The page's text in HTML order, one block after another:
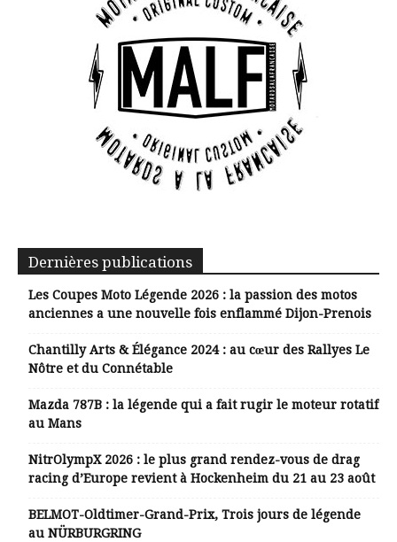
Dernières publications
Les Coupes Moto Légende 2026 : la passion des motos
anciennes a une nouvelle fois enflammé Dijon-Prenois
Chantilly Arts & Élégance 2024 : au cœur des Rallyes Le
Nôtre et du Connétable
Mazda 787B : la légende qui a fait rugir le moteur rotatif
au Mans
NitrOlympX 2026 : le plus grand rendez-vous de drag
racing d’Europe revient à Hockenheim du 21 au 23 août
BELMOT-Oldtimer-Grand-Prix, Trois jours de légende
au NÜRBURGRING